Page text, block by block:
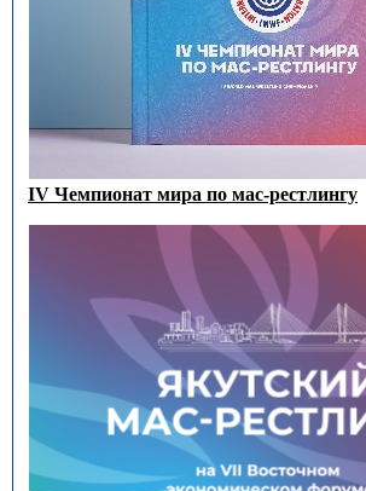
IV Чемпионат мира по мас-рестлингу